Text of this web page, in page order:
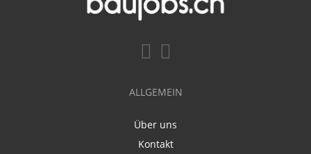
ALLGEMEIN
Über uns
Kontakt